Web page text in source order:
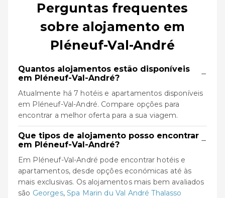
Perguntas frequentes
sobre alojamento em
Pléneuf-Val-André
Quantos alojamentos estão disponíveis
em Pléneuf-Val-André?
−
Atualmente há 7 hotéis e apartamentos disponíveis
em Pléneuf-Val-André. Compare opções para
encontrar a melhor oferta para a sua viagem.
Que tipos de alojamento posso encontrar
em Pléneuf-Val-André?
−
Em Pléneuf-Val-André pode encontrar hotéis e
apartamentos, desde opções económicas até às
mais exclusivas. Os alojamentos mais bem avaliados
são Georges, Spa Marin du Val André Thalasso